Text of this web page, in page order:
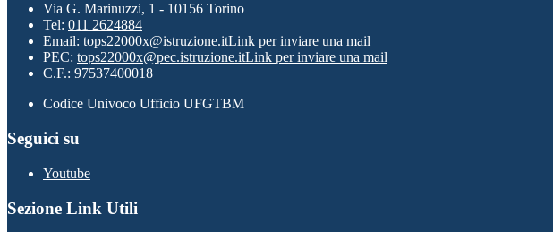
Via G. Marinuzzi, 1 - 10156 Torino
Tel: 011 2624884
Email: tops22000x@istruzione.itLink per inviare una mail
PEC: tops22000x@pec.istruzione.itLink per inviare una mail
C.F.: 97537400018
Codice Univoco Ufficio UFGTBM
Seguici su
Youtube
Sezione Link Utili